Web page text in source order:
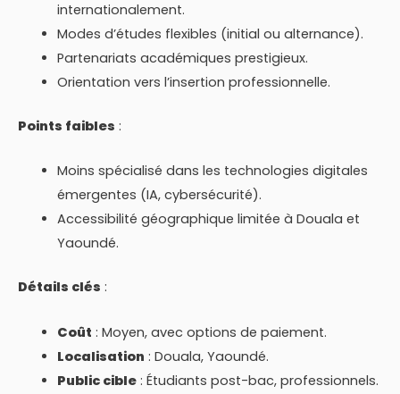
internationalement.
Modes d’études flexibles (initial ou alternance).
Partenariats académiques prestigieux.
Orientation vers l’insertion professionnelle.
Points faibles :
Moins spécialisé dans les technologies digitales
émergentes (IA, cybersécurité).
Accessibilité géographique limitée à Douala et
Yaoundé.
Détails clés :
Coût : Moyen, avec options de paiement.
Localisation : Douala, Yaoundé.
Public cible: Étudiants post-bac, professionnels.